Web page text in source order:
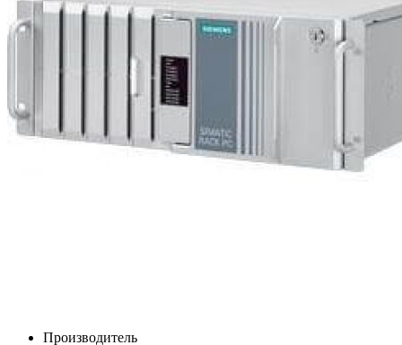
Производитель